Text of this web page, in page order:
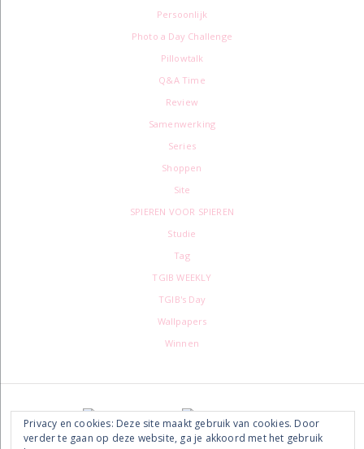
Persoonlijk
Photo a Day Challenge
Pillowtalk
Q&A Time
Review
Samenwerking
Series
Shoppen
Site
SPIEREN VOOR SPIEREN
Studie
Tag
TGIB WEEKLY
TGIB's Day
Wallpapers
Winnen
Footer
Privacy en cookies: Deze site maakt gebruik van cookies. Door
verder te gaan op deze website, ga je akkoord met het gebruik